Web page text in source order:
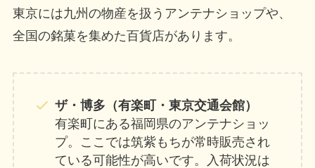
東京には九州の物産を扱うアンテナショップや、
全国の銘菓を集めた百貨店があります。
ザ・博多（有楽町・東京交通会館）
有楽町にある福岡県のアンテナショッ
プ。ここでは筑紫もちが常時販売され
ている可能性が高いです。入荷状況は